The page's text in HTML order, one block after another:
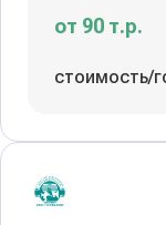
от 90 т.р.
стоимость/